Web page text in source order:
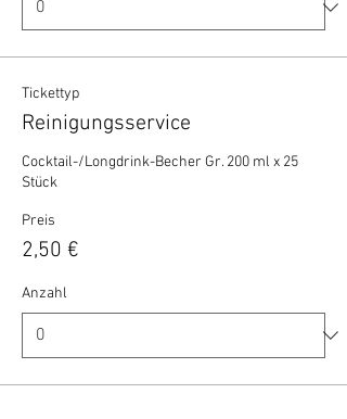
Tickettyp
Reinigungsservice
Cocktail-/Longdrink-Becher Gr. 200 ml x 25
Stück
Preis
2,50 €
Anzahl